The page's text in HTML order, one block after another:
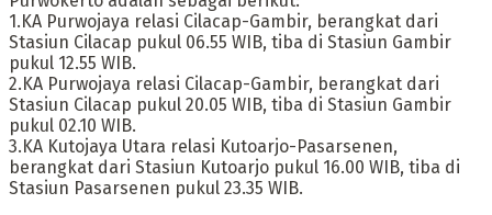
1.KA Purwojaya relasi Cilacap-Gambir, berangkat dari
Stasiun Cilacap pukul 06.55 WIB, tiba di Stasiun Gambir
pukul 12.55 WIB.
2.KA Purwojaya relasi Cilacap-Gambir, berangkat dari
Stasiun Cilacap pukul 20.05 WIB, tiba di Stasiun Gambir
pukul 02.10 WIB.
3.KA Kutojaya Utara relasi Kutoarjo-Pasarsenen,
berangkat dari Stasiun Kutoarjo pukul 16.00 WIB, tiba di
Stasiun Pasarsenen pukul 23.35 WIB.